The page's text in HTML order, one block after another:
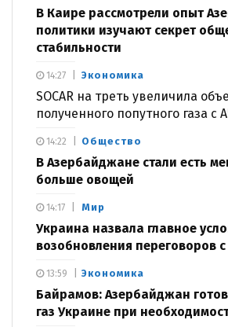
В Каире рассмотрели опыт
политики изучают секрет
стабильности
Экономика
SOCAR на треть увеличила
полученного попутного газа с
14:27
Общество
В Азербайджане стали есть
больше овощей
14:22
Мир
Украина назвала главное
возобновления переговоров
14:17
Экономика
Байрамов: Азербайджан готов
газ Украине при
13:59